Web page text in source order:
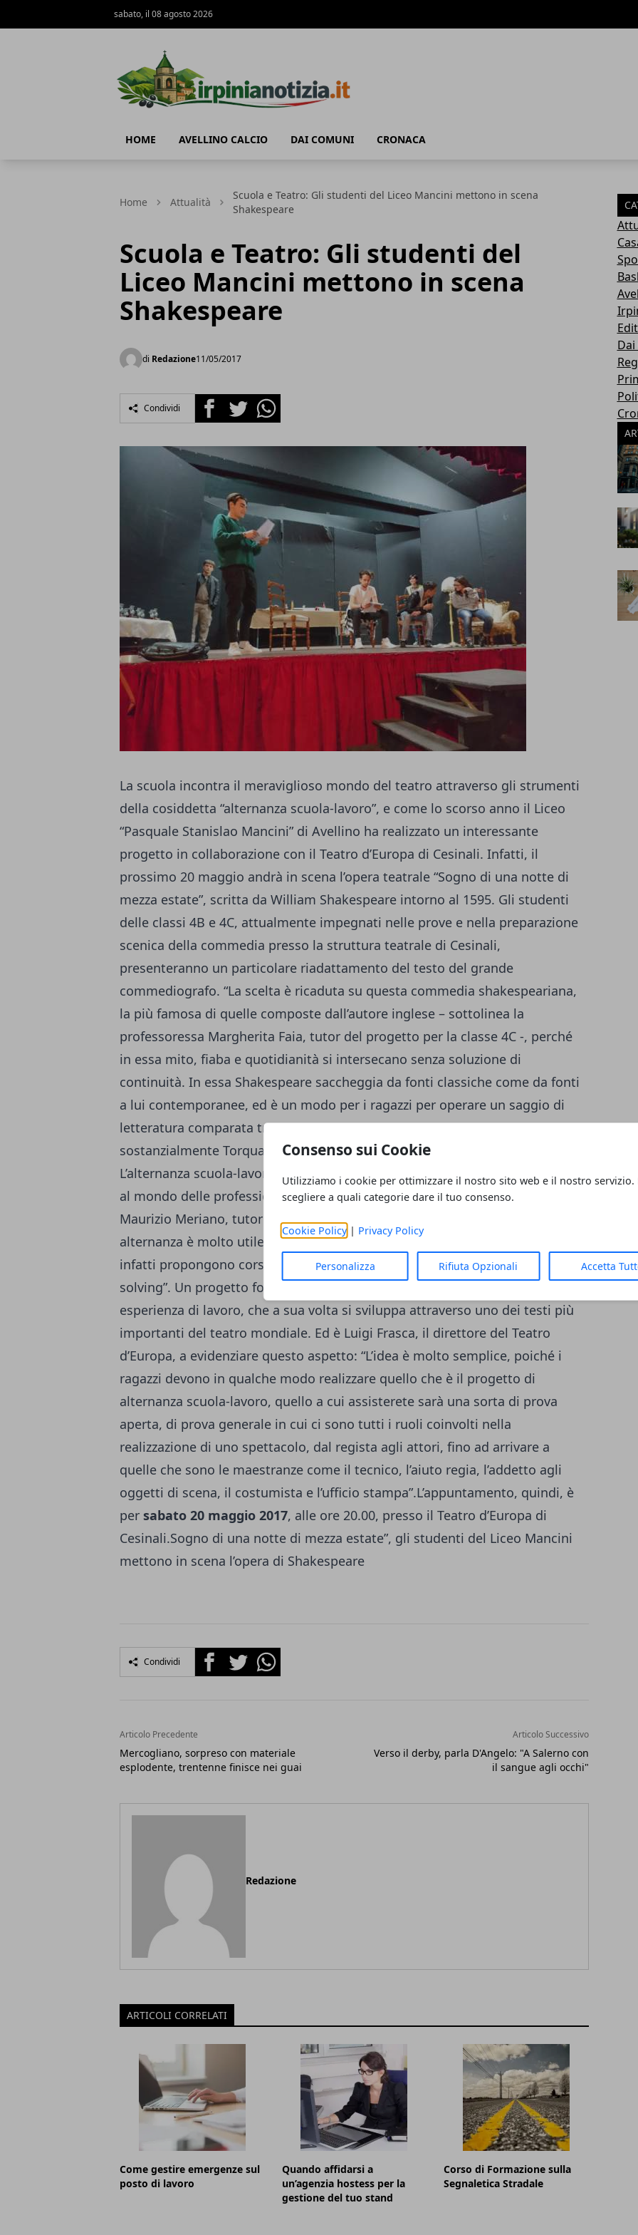
Consenso sui Cookie
Utilizziamo i cookie per ottimizzare il nostro sito web e il nostro servizio.
scegliere a quali categorie dare il tuo consenso.
Cookie Policy| Privacy Policy
Personalizza Rifiuta Opzionali Accetta
sabato, il 08 agosto 2026
HOME AVELLINO CALCIO DAI COMUNI CRONACA
Home Attualità
Scuola e Teatro: Gli studenti del Liceo Mancini mettono in scena
Shakespeare
Scuola e Teatro: Gli studenti del
Liceo Mancini mettono in scena
Shakespeare
di Redazione11/05/2017
Condividi FacebookTwitterWhatsapp
La scuola incontra il meraviglioso mondo del teatro attraverso gli strumenti
della cosiddetta “alternanza scuola-lavoro”, e come lo scorso anno il Liceo
“Pasquale Stanislao Mancini” di Avellino ha realizzato un interessante
progetto in collaborazione con il Teatro d’Europa di Cesinali. Infatti, il
prossimo 20 maggio andrà in scena l’opera teatrale “Sogno di una notte di
mezza estate”, scritta da William Shakespeare intorno al 1595. Gli studenti
delle classi 4B e 4C, attualmente impegnati nelle prove e nella preparazione
scenica della commedia presso la struttura teatrale di Cesinali,
presenteranno un particolare riadattamento del testo del grande
commediografo. “La scelta è ricaduta su questa commedia shakespeariana,
la più famosa di quelle composte dall’autore inglese – sottolinea la
professoressa Margherita Faia, tutor del progetto per la classe 4C -, perché
in essa mito, fiaba e quotidianità si intersecano senza soluzione di
continuità. In essa Shakespeare saccheggia da fonti classiche come da fonti
a lui contemporanee, ed è un modo per i ragazzi per operare un saggio di
letteratura comparata tra il teatro di fine Cinquecento, che in Italia significa
sostanzialmente Torquato Tasso, e il miglior teatro di età elisabettiana”.
L’alternanza scuola-lavoro è uno strumento per avvicinare i giovani studenti
al mondo delle professioni e alle realtà produttive, come spiega il professor
Maurizio Meriano, tutor del progetto per la classe 4B: “L’attività teatrale di
alternanza è molto utile ai fini dei futuri impegni lavorativi. Molte aziende
infatti propongono corsi teatrali per migliorare le capacità di problem-
solving”. Un progetto formativo e didattico che diventa una vera e propria
esperienza di lavoro, che a sua volta si sviluppa attraverso uno dei testi più
importanti del teatro mondiale. Ed è Luigi Frasca, il direttore del Teatro
d’Europa, a evidenziare questo aspetto: “L’idea è molto semplice, poiché i
ragazzi devono in qualche modo realizzare quello che è il progetto di
alternanza scuola-lavoro, quello a cui assisterete sarà una sorta di prova
aperta, di prova generale in cui ci sono tutti i ruoli coinvolti nella
realizzazione di uno spettacolo, dal regista agli attori, fino ad arrivare a
quelle che sono le maestranze come il tecnico, l’aiuto regia, l’addetto agli
oggetti di scena, il costumista e l’ufficio stampa”.L’appuntamento, quindi, è
per sabato 20 maggio 2017, alle ore 20.00, presso il Teatro d’Europa di
Cesinali.Sogno di una notte di mezza estate”, gli studenti del Liceo Mancini
mettono in scena l’opera di Shakespeare
Condividi FacebookTwitterWhatsapp
Articolo Precedente
Mercogliano, sorpreso con materiale
esplodente, trentenne finisce nei guai
Articolo Successivo
Verso il derby, parla D'Angelo: "A Salerno con
il sangue agli occhi"
Redazione
ARTICOLI CORRELATI
Come gestire emergenze sul
posto di lavoro
Quando affidarsi a
un’agenzia hostess per la
gestione del tuo stand
Corso di Formazione sulla
Segnaletica Stradale